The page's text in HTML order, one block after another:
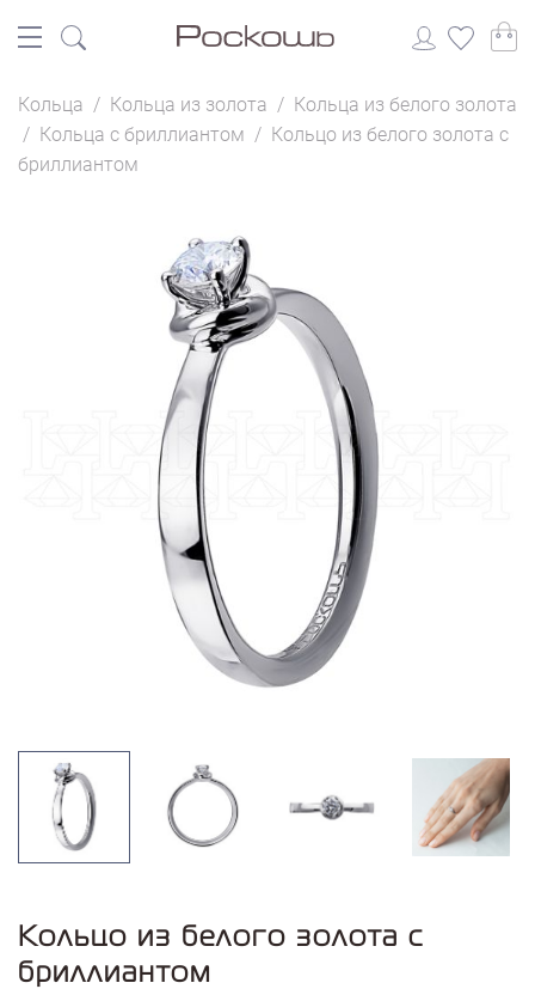
Кольца / Кольца из золота / Кольца из белого золота
/ Кольца с бриллиантом / Кольцо из белого золота с
бриллиантом
Кольцо из белого золота с
бриллиантом